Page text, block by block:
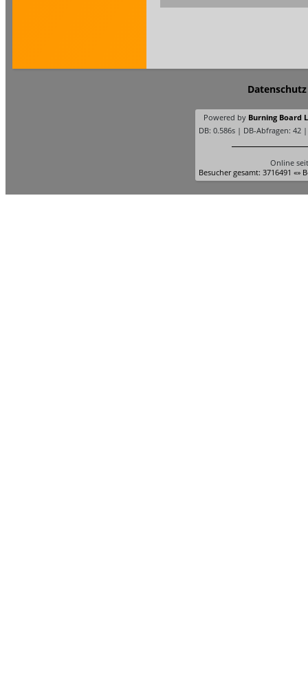
Datenschutz
Powered by Burning Board
DB: 0.586s | DB-Abfragen: 42
Online
Besucher gesamt: 3716491 «»